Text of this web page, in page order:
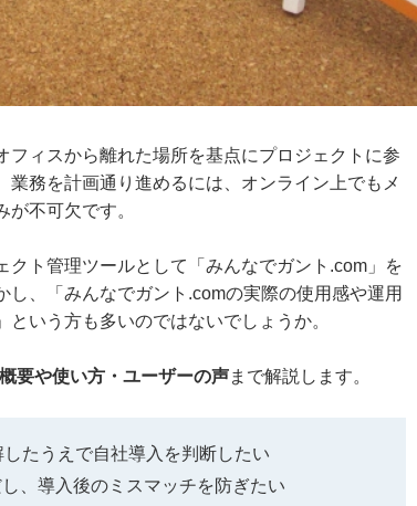
フィスから離れた場所を基点にプロジェクトに参
務を計画通り進めるには、オンライン上でもメ
不可欠です。
クト管理ツールとして「みんなでガント.com」を
、「みんなでガント.comの実際の使用感や運用
いう方も多いのではないでしょうか。
要や使い方・ユーザーの声まで解説します。
たうえで自社導入を判断したい
、導入後のミスマッチを防ぎたい